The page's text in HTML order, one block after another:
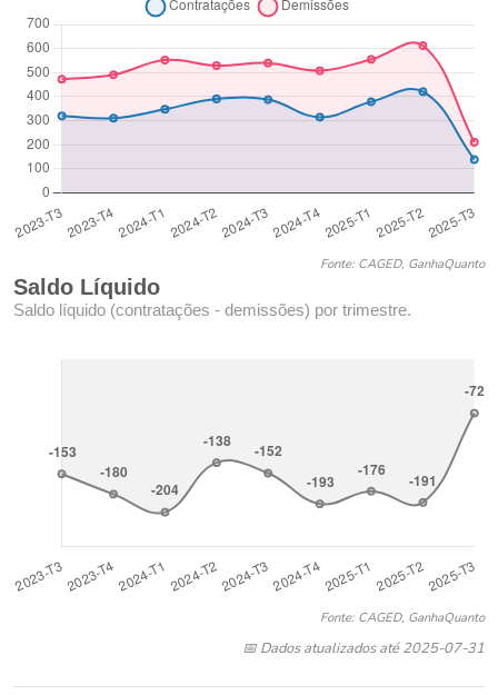
Fonte: CAGED, GanhaQuanto
Saldo Líquido
Saldo líquido (contratações - demissões) por trimestre.
Fonte: CAGED, GanhaQuanto
📅 Dados atualizados até 2025-07-31